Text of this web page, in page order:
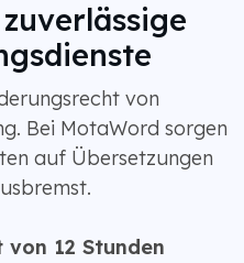
von
Bei MotaWord sorgen
auf Übersetzungen
12 Stunden